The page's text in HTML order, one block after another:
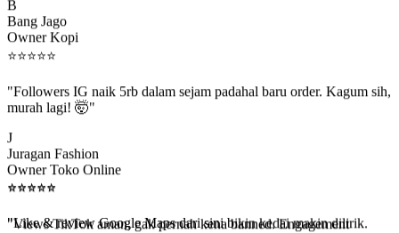
Bang Jago
Owner Kopi
⭐⭐⭐⭐ ⭐
murah lagi! 🤯"
Juragan Fashion
Owner Toko Online
⭐⭐⭐⭐ ⭐
beneran naik, algoritma suka."